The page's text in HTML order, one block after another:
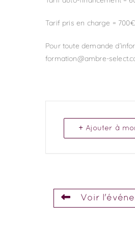
Tarif pris en charge = 700€
Pour toute demande
formation@ambre-
+ Ajouter à
Voir